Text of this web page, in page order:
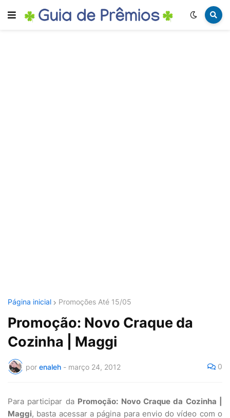
Página inicial Promoções Até 15/05
Promoção: Novo Craque da
Cozinha | Maggi
por enaleh - março 24, 2012 0
Para participar da Promoção: Novo Craque da Cozinha |
Maggi, basta acessar a página para envio do vídeo com o